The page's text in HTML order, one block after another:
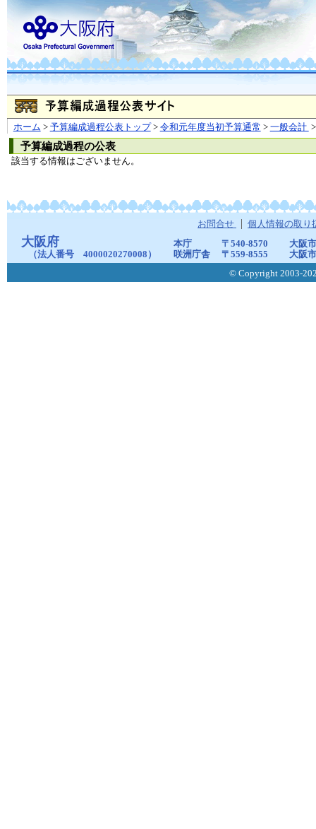
ホーム > 予算編成過程公表トップ> 令和元年度当初予算通常 > 一般会計 >
予算編成過程の公表
該当する情報はございません。
お問合せ 個人情報の取り
大阪府
（法人番号 4000020270008）
本庁 〒540-8570
大阪
咲洲庁舎
〒559-8555
大阪
© Copyright 2003-